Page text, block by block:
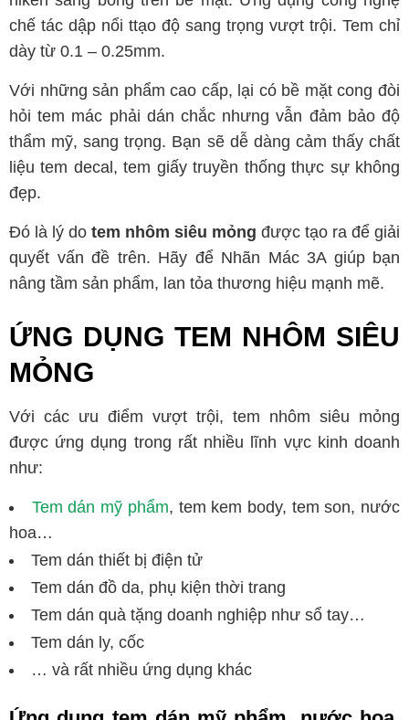
chế tác dập nổi ttạo độ sang trọng vượt trội. Tem chỉ
dày từ 0.1 – 0.25mm.
Với những sản phẩm cao cấp, lại có bề mặt cong đòi
hỏi tem mác phải dán chắc nhưng vẫn đảm bảo độ
thẩm mỹ, sang trọng. Bạn sẽ dễ dàng cảm thấy chất
liệu tem decal, tem giấy truyền thống thực sự không
đẹp.
Đó là lý do tem nhôm siêu mỏng được tạo ra để giải
quyết vấn đề trên. Hãy để Nhãn Mác 3A giúp bạn
nâng tầm sản phẩm, lan tỏa thương hiệu mạnh mẽ.
ỨNG DỤNG TEM NHÔM SIÊU
MỎNG
Với các ưu điểm vượt trội, tem nhôm siêu mỏng
được ứng dụng trong rất nhiều lĩnh vực kinh doanh
như:
Tem dán mỹ phẩm, tem kem body, tem son, nước
hoa…
Tem dán thiết bị điện tử
Tem dán đồ da, phụ kiện thời trang
Tem dán quà tặng doanh nghiệp như sổ tay…
Tem dán ly, cốc
… và rất nhiều ứng dụng khác